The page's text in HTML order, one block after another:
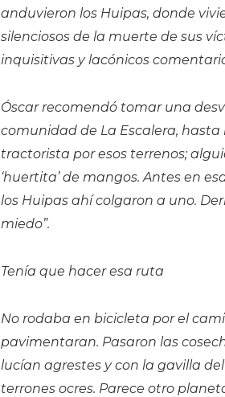
anduvieron los Huipas, donde
silenciosos de la muerte de sus
inquisitivas y lacónicos
Óscar recomendó tomar una
comunidad de La Escalera,
tractorista por esos terrenos;
‘huertita’ de mangos. Antes en
los Huipas ahí colgaron a uno.
miedo”.
Tenía que hacer esa ruta
No rodaba en bicicleta por el
pavimentaran. Pasaron las
lucían agrestes y con la gavilla
terrones ocres. Parece otro